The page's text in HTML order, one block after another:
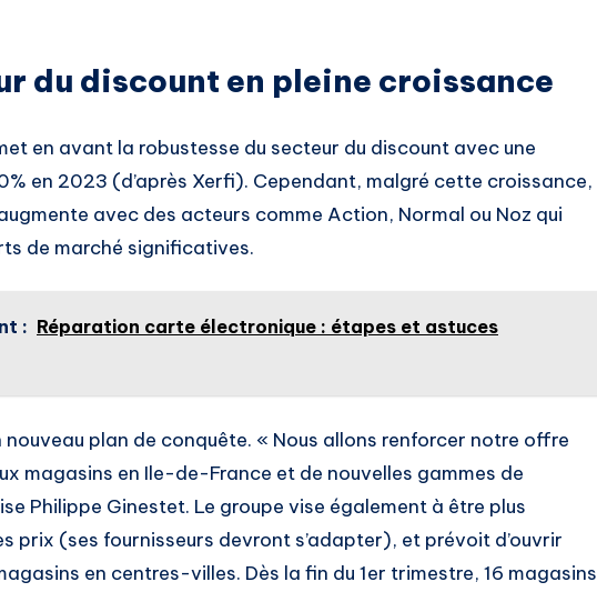
du discount en pleine croissance
en avant la robustesse du secteur du discount avec une
en 2023 (d’après Xerfi). Cependant, malgré cette croissance,
avec des acteurs comme Action, Normal ou Noz qui
de marché significatives.
: Réparation carte électronique : étapes et astuces
nouveau plan de conquête. « Nous allons renforcer notre offre
magasins en Ile-de-France et de nouvelles gammes de
Philippe Ginestet. Le groupe vise également à être plus
prix (ses fournisseurs devront s’adapter), et prévoit d’ouvrir
en centres-villes. Dès la fin du 1er trimestre, 16 magasins